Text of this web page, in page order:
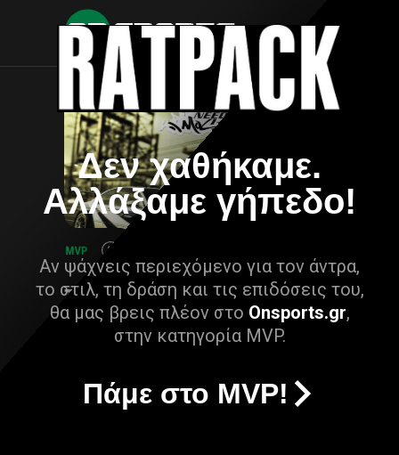
Δεν χαθήκαμε.
Αλλάξαμε γήπεδο!
Αν ψάχνεις περιεχόμενο για τον άντρα,
το στιλ, τη δράση και τις επιδόσεις του,
θα μας βρεις πλέον στο Onsports.gr,
στην κατηγορία MVP.
Πάμε στο MVP!